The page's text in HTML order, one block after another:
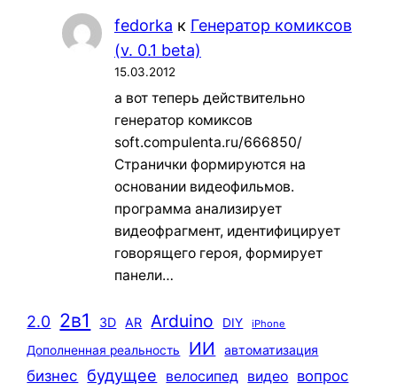
fedorka к Генератор комиксов
(v. 0.1 beta)
15.03.2012
а вот теперь действительно
генератор комиксов
soft.compulenta.ru/666850/
Странички формируются на
основании видеофильмов.
программа анализирует
видеофрагмент, идентифицирует
говорящего героя, формирует
панели…
2.0 2в1 3D AR Arduino DIY iPhone
Дополненная реальность ИИ автоматизация
бизнес будущее велосипед видео вопрос